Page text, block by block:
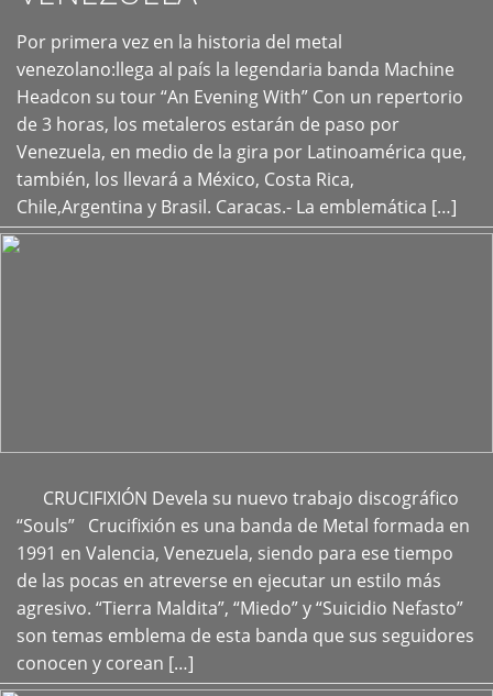
Por primera vez en la historia del metal
venezolano:llega al país la legendaria banda Machine
Headcon su tour “An Evening With” Con un repertorio
de 3 horas, los metaleros estarán de paso por
Venezuela, en medio de la gira por Latinoamérica que,
también, los llevará a México, Costa Rica,
Chile,Argentina y Brasil. Caracas.- La emblemática […]
+
CRUCIFIXIÓN Devela su nuevo trabajo discográfico
“Souls” Crucifixión es una banda de Metal formada en
1991 en Valencia, Venezuela, siendo para ese tiempo
de las pocas en atreverse en ejecutar un estilo más
agresivo. “Tierra Maldita”, “Miedo” y “Suicidio Nefasto”
son temas emblema de esta banda que sus seguidores
conocen y corean […]
+